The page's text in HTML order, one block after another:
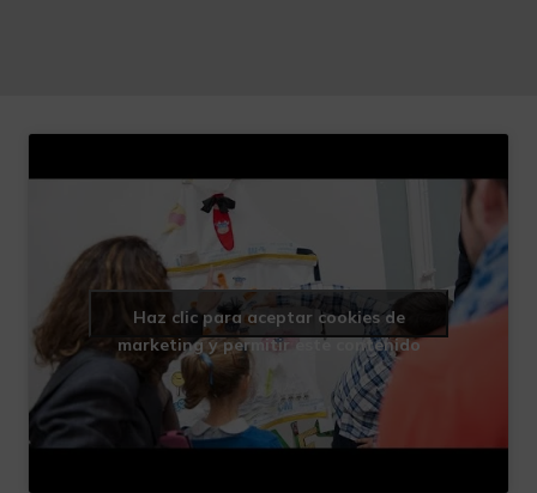
Haz clic para aceptar cookies de
marketing y permitir este contenido